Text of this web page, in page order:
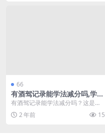
66
有酒驾记录能学法减分吗,学法
减分只能在注册地(有酒驾记录
可以学法减分吗)
有酒驾记录能学法减分吗？这是许
多驾驶员关心的问题。根据相关规
定，酒驾记录会对驾驶...
2 年前 15